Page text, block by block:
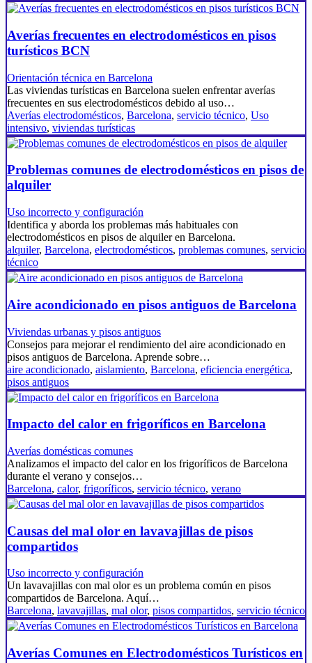
Averías frecuentes en electrodomésticos en pisos
turísticos BCN
Orientación técnica en Barcelona
Las viviendas turísticas en Barcelona suelen enfrentar averías
frecuentes en sus electrodomésticos debido al uso…
Averías electrodomésticos, Barcelona, servicio técnico, Uso
intensivo, viviendas turísticas
Problemas comunes de electrodomésticos en pisos de
alquiler
Uso incorrecto y configuración
Identifica y aborda los problemas más habituales con
electrodomésticos en pisos de alquiler en Barcelona.
alquiler, Barcelona, electrodomésticos, problemas comunes, servicio
técnico
Aire acondicionado en pisos antiguos de Barcelona
Viviendas urbanas y pisos antiguos
Consejos para mejorar el rendimiento del aire acondicionado en
pisos antiguos de Barcelona. Aprende sobre…
aire acondicionado, aislamiento, Barcelona, eficiencia energética,
pisos antiguos
Impacto del calor en frigoríficos en Barcelona
Averías domésticas comunes
Analizamos el impacto del calor en los frigoríficos de Barcelona
durante el verano y consejos…
Barcelona, calor, frigoríficos, servicio técnico, verano
Causas del mal olor en lavavajillas de pisos
compartidos
Uso incorrecto y configuración
Un lavavajillas con mal olor es un problema común en pisos
compartidos de Barcelona. Aquí…
Barcelona, lavavajillas, mal olor, pisos compartidos, servicio técnico
Averías Comunes en Electrodomésticos Turísticos en